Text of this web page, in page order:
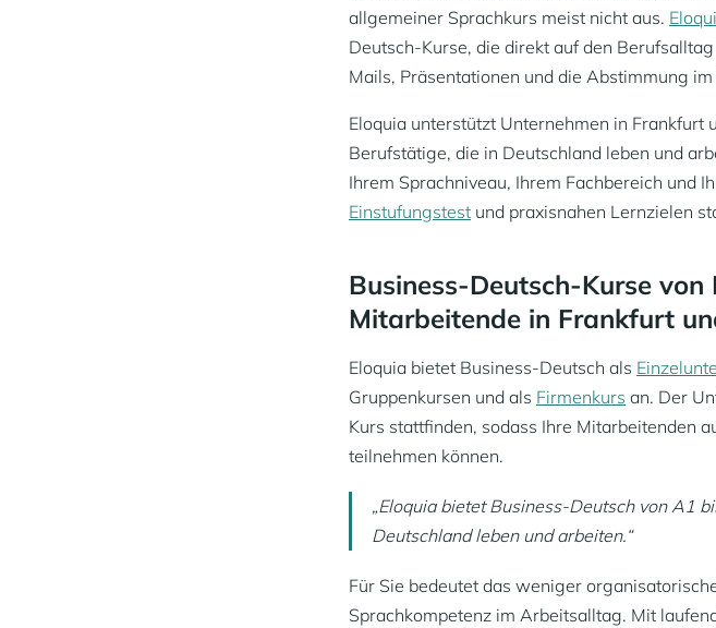
allgemeiner Sprachkurs meist nicht aus.
Deutsch-Kurse, die direkt auf den
Mails, Präsentationen und die Abstimmung im
Eloquia unterstützt Unternehmen in Frankfurt
Berufstätige, die in Deutschland leben und
Ihrem Sprachniveau, Ihrem Fachbereich und
Einstufungstest und praxisnahen Lernzielen
Business-Deutsch-Kurse
Mitarbeitende in Frankfurt
Eloquia bietet Business-Deutsch als
Gruppenkursen und als Firmenkurs an. Der
Kurs stattfinden, sodass Ihre Mitarbeitenden
teilnehmen können.
„Eloquia bietet Business-Deutsch von A1
Deutschland leben und arbeiten.“
Für Sie bedeutet das weniger
Sprachkompetenz im Arbeitsalltag. Mit